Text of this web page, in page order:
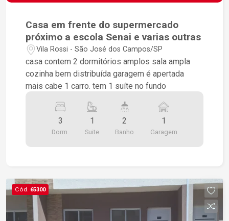
Casa em frente do supermercado
próximo a escola Senai e varias outras
Vila Rossi - São José dos Campos/SP
casa contem 2 dormitórios amplos sala ampla
cozinha bem distribuída garagem é apertada
mais cabe 1 carro. tem 1 suíte no fundo
3
Dorm.
1
Suite
2
Banho
1
Garagem
Cód. 65300